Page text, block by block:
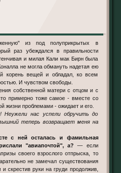
раз убеждался в правильности
и милая Кали мак Бирн была
не могла обмануть надетая ею
корень вещей и обладал, ко всем
И чувством свободы.
собственной матери с отцом и с
примерно тоже самое - вместе со
жизни проблемами - ожидает и его.
Неужели нас успели обручить до
теперь возвращает меня на
с ней осталась и фамильная
"авиапочтой", а?
— если
своего взрослого отпрыска, то
не замечал существования
скрестив руки на груди продолжив,